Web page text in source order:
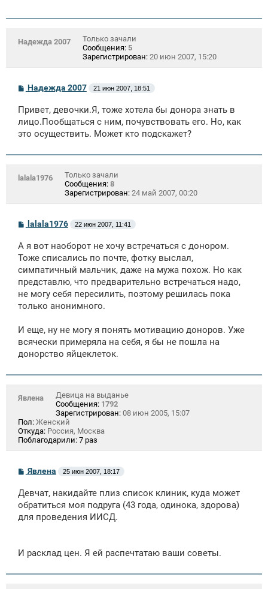
Надежда 2007
Только зачали
Сообщения: 5
Зарегистрирован: 20 июн 2007, 15:20
С
б
щ
н
е
Надежда 2007 21 июн 2007, 18:51
Привет, девочки.Я, тоже хотела бы донора знать в
лицо.Пообщаться с ним, почувствовать его. Но, как
это осуществить. Может кто подскажет?
lalala1976
Только зачали
Сообщения: 8
Зарегистрирован: 24 май 2007, 00:20
С
б
щ
н
и
lalala1976 22 июн 2007, 11:41
А я вот наоборот не хочу встречаться с донором.
Тоже списались по почте, фотку выслал,
симпатичный мальчик, даже на мужа похож. Но как
представлю, что предварительно встречаться надо,
не могу себя пересилить, поэтому решилась пока
только анонимного.
И еще, ну не могу я понять мотивацию доноров. Уже
всячески примеряла на себя, я бы не пошла на
донорство яйцеклеток.
Явлена
Девица на выданье
Сообщения: 1792
Зарегистрирован: 08 июн 2005, 15:07
Пол: Женский
Откуда: Россия, Москва
Поблагодарили: 7 раз
С
б
щ
н
Явлена 25 июн 2007, 18:17
Девчат, накидайте плиз список клиник, куда может
обратиться моя подруга (43 года, одинока, здорова)
для проведения ИИСД.
И расклад цен. Я ей распечтатаю ваши советы.